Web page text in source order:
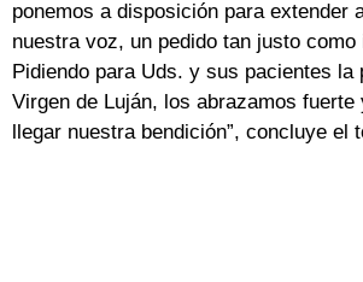
ponemos a disposición para extender
nuestra voz, un pedido tan justo como
Pidiendo para Uds. y sus pacientes la
Virgen de Luján, los abrazamos fuerte
llegar nuestra bendición”, concluye el